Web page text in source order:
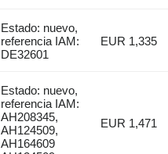
Estado: nuevo,
referencia IAM:
DE32601
EUR 1,335
Estado: nuevo,
referencia IAM:
AH208345,
AH124509,
AH164609
EUR 1,471